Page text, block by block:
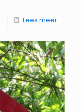
Lees meer